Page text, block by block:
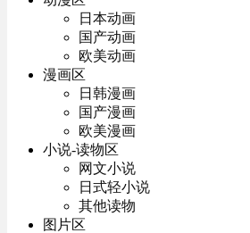
日本动画
国产动画
欧美动画
漫画区
日韩漫画
国产漫画
欧美漫画
小说-读物区
网文小说
日式轻小说
其他读物
图片区